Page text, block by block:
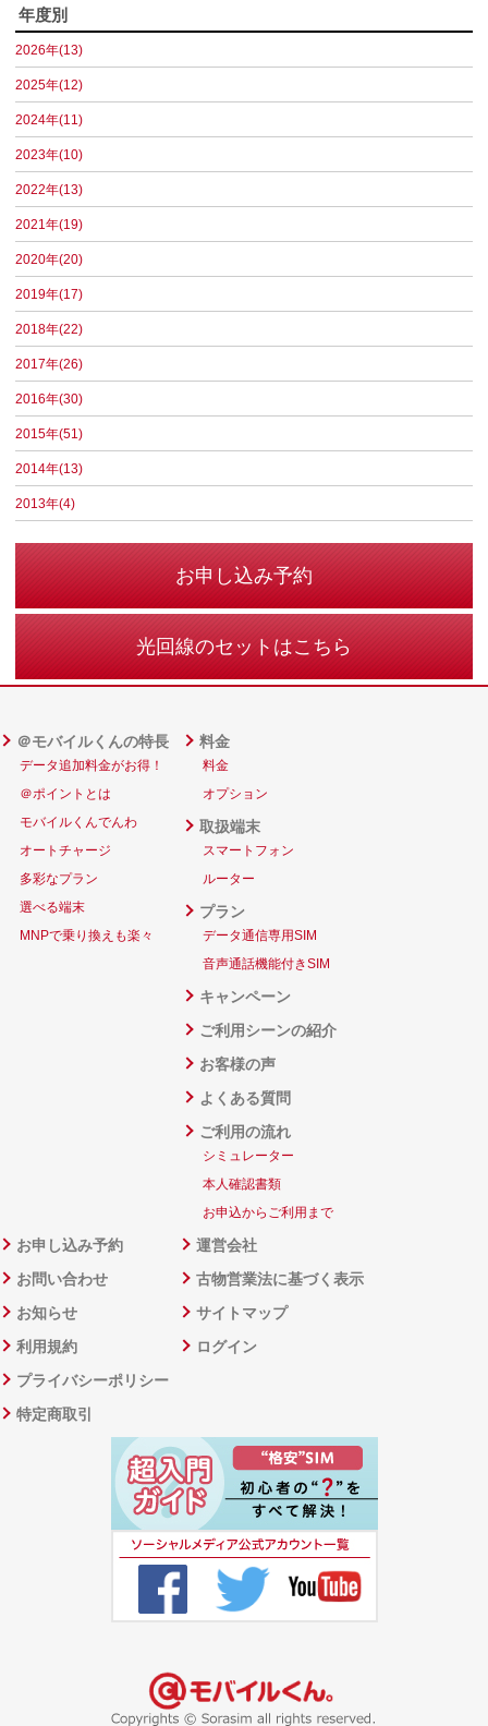
年度別
2026年(13)
2025年(12)
2024年(11)
2023年(10)
2022年(13)
2021年(19)
2020年(20)
2019年(17)
2018年(22)
2017年(26)
2016年(30)
2015年(51)
2014年(13)
2013年(4)
お申し込み予約
光回線のセットはこちら
＠モバイルくんの特長
データ追加料金がお得！
＠ポイントとは
モバイルくんでんわ
オートチャージ
多彩なプラン
選べる端末
MNPで乗り換えも楽々
料金
料金
オプション
取扱端末
スマートフォン
ルーター
プラン
データ通信専用SIM
音声通話機能付きSIM
キャンペーン
ご利用シーンの紹介
お客様の声
よくある質問
ご利用の流れ
シミュレーター
本人確認書類
お申込からご利用まで
お申し込み予約
お問い合わせ
お知らせ
利用規約
プライバシーポリシー
特定商取引
運営会社
古物営業法に基づく表示
サイトマップ
ログイン